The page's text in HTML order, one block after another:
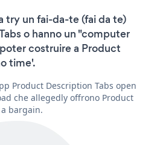
try un fai-da-te (fai da te)
o hanno un "computer
costruire a Product
time'.
Product Description Tabs open
che allegedly offrono Product
bargain.